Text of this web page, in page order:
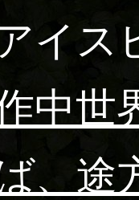
イス
中世
、途